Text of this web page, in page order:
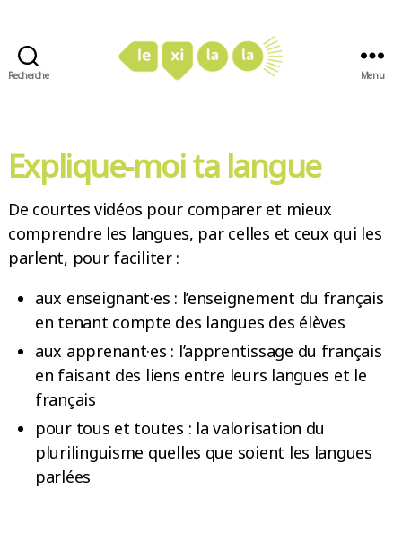
Recherche Menu
Explique-moi ta langue
De courtes vidéos pour comparer et mieux
comprendre les langues, par celles et ceux qui les
parlent, pour faciliter :
aux enseignant·es : l’enseignement du français
en tenant compte des langues des élèves
aux apprenant·es : l’apprentissage du français
en faisant des liens entre leurs langues et le
français
pour tous et toutes : la valorisation du
plurilinguisme quelles que soient les langues
parlées